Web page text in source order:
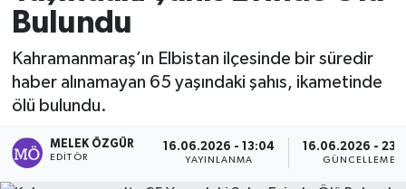
Bulundu
Kahramanmaraş’ın Elbistan ilçesinde bir süredir
haber alınamayan 65 yaşındaki şahıs, ikametinde
ölü bulundu.
MELEK ÖZGÜR
EDITÖR
16.06.2026 - 13:04
YAYINLANMA
16.06.2026 -
GÜNCELLEME
Magazin
Politika
Sağlık
Spor
Son Dakika Haberleri
Haber Arşivi